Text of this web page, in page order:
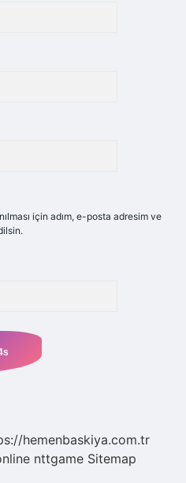
için adım, e-posta adresim ve
hemenbaskiya.com.tr
nttgame Sitemap